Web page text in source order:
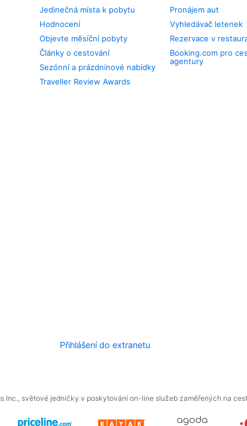
Jedinečná místa k pobytu
Hodnocení
Objevte měsíční pobyty
Články o cestování
Sezónní a prázdninové nabídky
Traveller Review Awards
Pronájem aut
Vyhledávač letenek
Rezervace v
Booking.com pro
agentury
Přihlášení do extranetu
Inc., světové jedničky v poskytování on-line služeb zaměřených na